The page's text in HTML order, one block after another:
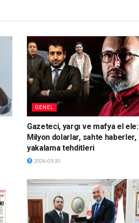
GENEL
Gazeteci, yargı ve mafya el ele:
Milyon dolarlar, sahte haberler,
yakalama tehditleri
2026-03-30